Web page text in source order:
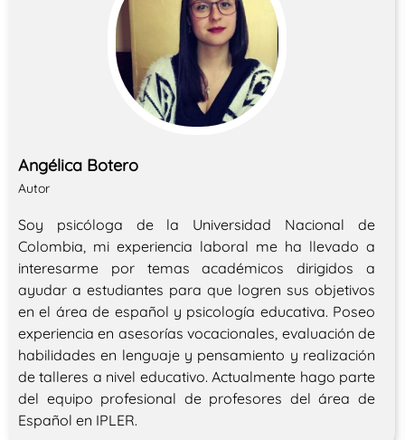
Angélica Botero
Autor
Soy psicóloga de la Universidad Nacional de
Colombia, mi experiencia laboral me ha llevado a
interesarme por temas académicos dirigidos a
ayudar a estudiantes para que logren sus objetivos
en el área de español y psicología educativa. Poseo
experiencia en asesorías vocacionales, evaluación de
habilidades en lenguaje y pensamiento y realización
de talleres a nivel educativo. Actualmente hago parte
del equipo profesional de profesores del área de
Español en IPLER.